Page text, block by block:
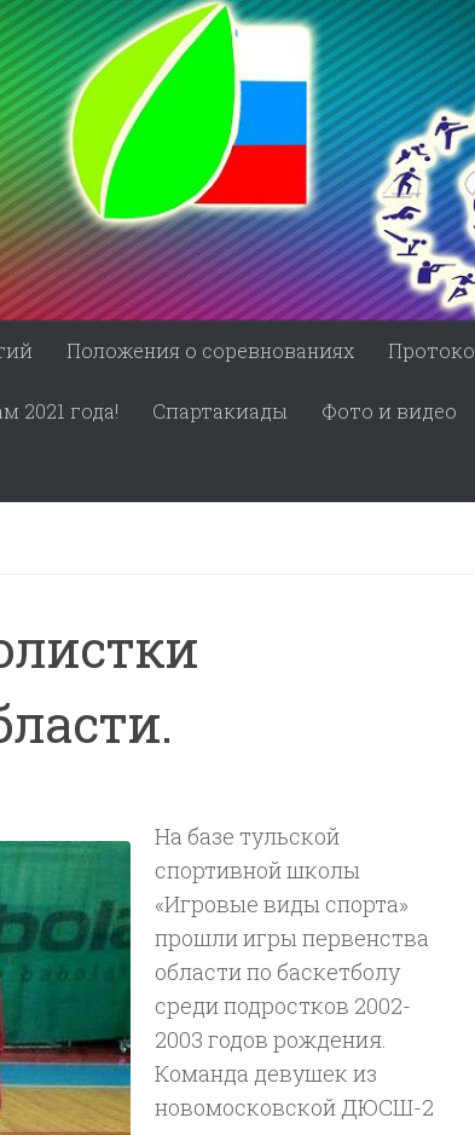
Положения о соревнованиях
2021 года! Спартакиады Фото и видео
На базе тульской
спортивной школы
«Игровые виды спорта»
прошли игры первенства
области по баскетболу
среди подростков 2002-
2003 годов рождения.
Команда девушек из
новомосковской ДЮСШ-2